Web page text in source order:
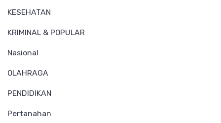
KESEHATAN
KRIMINAL & POPULAR
Nasional
OLAHRAGA
PENDIDIKAN
Pertanahan